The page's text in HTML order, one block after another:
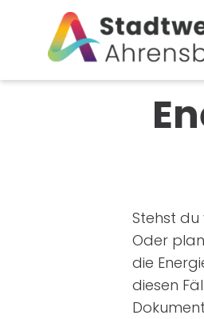
Stehst
Oder
die
diesen